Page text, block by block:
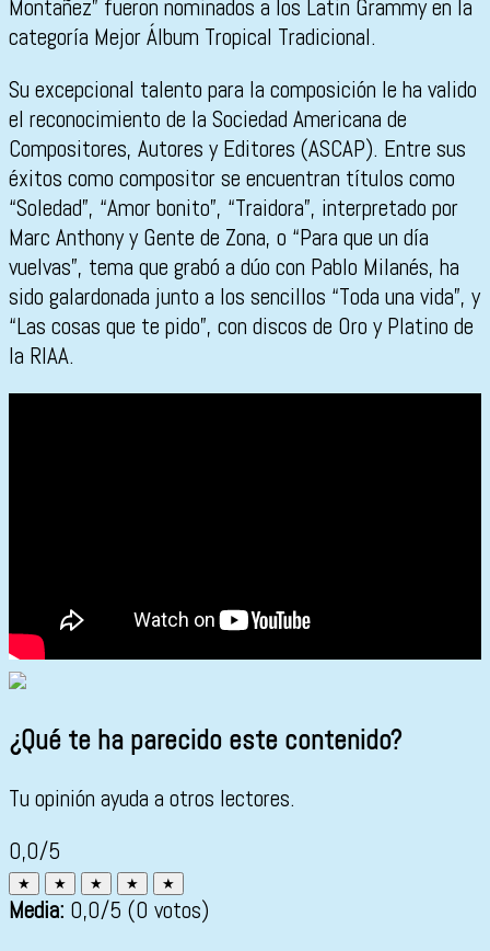
Montañez” fueron nominados a los Latin Grammy en la
categoría Mejor Álbum Tropical Tradicional.
Su excepcional talento para la composición le ha valido
el reconocimiento de la Sociedad Americana de
Compositores, Autores y Editores (ASCAP). Entre sus
éxitos como compositor se encuentran títulos como
“Soledad”, “Amor bonito”, “Traidora”, interpretado por
Marc Anthony y Gente de Zona, o “Para que un día
vuelvas”, tema que grabó a dúo con Pablo Milanés, ha
sido galardonada junto a los sencillos “Toda una vida”, y
“Las cosas que te pido”, con discos de Oro y Platino de
la RIAA.
¿Qué te ha parecido este contenido?
Tu opinión ayuda a otros lectores.
0,0/5
★ ★ ★ ★ ★
Media: 0,0/5 (0 votos)